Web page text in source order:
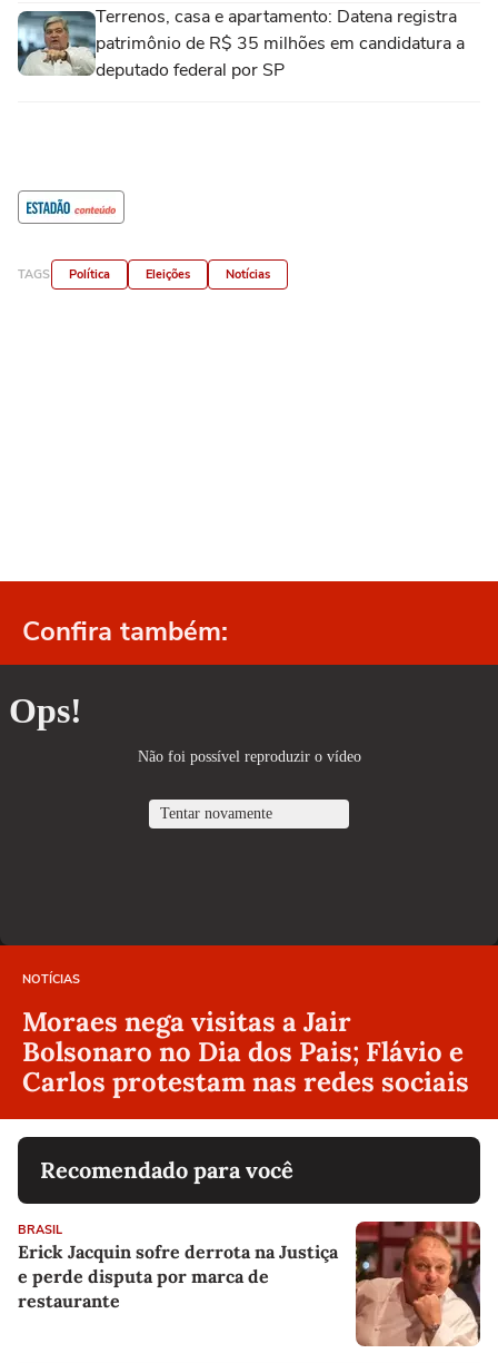
Terrenos, casa e apartamento: Datena registra
patrimônio de R$ 35 milhões em candidatura a
deputado federal por SP
TAGS Política Eleições Notícias
Confira também:
NOTÍCIAS
Moraes nega visitas a Jair
Bolsonaro no Dia dos Pais; Flávio e
Carlos protestam nas redes sociais
Recomendado para você
BRASIL
Erick Jacquin sofre derrota na Justiça
e perde disputa por marca de
restaurante